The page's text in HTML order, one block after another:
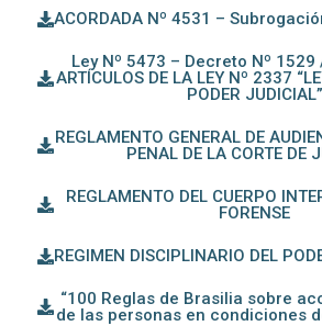
ACORDADA Nº 4531 –
Ley Nº 5473 – Decreto Nº 1529
ARTÍCULOS DE LA LEY Nº 2337
PODER JUDICIAL”
REGLAMENTO GENERAL DE
PENAL DE LA CORTE DE
REGLAMENTO DEL CUERPO
FORENSE
REGIMEN DISCIPLINARIO DEL
“100 Reglas de Brasilia sobre
de las personas en condiciones